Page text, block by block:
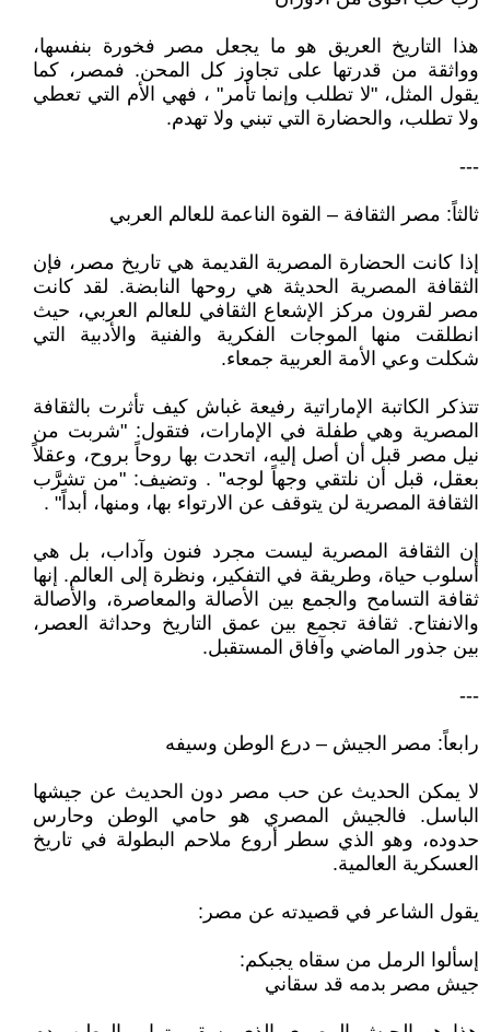
هذا التاريخ العريق هو ما يجعل مصر فخورة بنفسها،
وواثقة من قدرتها على تجاوز كل المحن. فمصر، كما
يقول المثل، "لا تطلب وإنما تأمر" ، فهي الأم التي تعطي
ولا تطلب، والحضارة التي تبني ولا تهدم.
---
ثالثاً: مصر الثقافة – القوة الناعمة للعالم العربي
إذا كانت الحضارة المصرية القديمة هي تاريخ مصر، فإن
الثقافة المصرية الحديثة هي روحها النابضة. لقد كانت
مصر لقرون مركز الإشعاع الثقافي للعالم العربي، حيث
انطلقت منها الموجات الفكرية والفنية والأدبية التي
شكلت وعي الأمة العربية جمعاء.
تتذكر الكاتبة الإماراتية رفيعة غباش كيف تأثرت بالثقافة
المصرية وهي طفلة في الإمارات، فتقول: "شربت من
نيل مصر قبل أن أصل إليه، اتحدت بها روحاً بروح، وعقلاً
بعقل، قبل أن نلتقي وجهاً لوجه" . وتضيف: "من تشرَّب
الثقافة المصرية لن يتوقف عن الارتواء بها، ومنها، أبداً" .
إن الثقافة المصرية ليست مجرد فنون وآداب، بل هي
أسلوب حياة، وطريقة في التفكير، ونظرة إلى العالم. إنها
ثقافة التسامح والجمع بين الأصالة والمعاصرة، والأصالة
والانفتاح. ثقافة تجمع بين عمق التاريخ وحداثة العصر،
بين جذور الماضي وآفاق المستقبل.
---
رابعاً: مصر الجيش – درع الوطن وسيفه
لا يمكن الحديث عن حب مصر دون الحديث عن جيشها
الباسل. فالجيش المصري هو حامي الوطن وحارس
حدوده، وهو الذي سطر أروع ملاحم البطولة في تاريخ
العسكرية العالمية.
يقول الشاعر في قصيدته عن مصر:
إسألوا الرمل من سقاه يجبكم:
جيش مصر بدمه قد سقاني